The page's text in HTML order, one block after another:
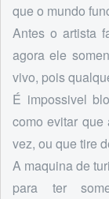
que o mundo
Antes o artista
agora ele
vivo, pois
É impossivel
como evitar
vez, ou que tire
A maquina de
para ter